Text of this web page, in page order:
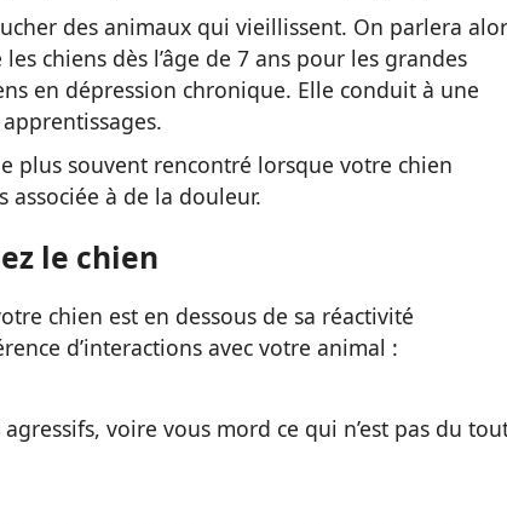
des animaux qui vieillissent. On parlera
chiens dès l’âge de 7 ans pour les grandes
en dépression chronique. Elle conduit à une
plus souvent rencontré lorsque votre chien
associée à de la douleur.
le chien
chien est en dessous de sa réactivité
d’interactions avec votre animal :
voire vous mord ce qui n’est pas du